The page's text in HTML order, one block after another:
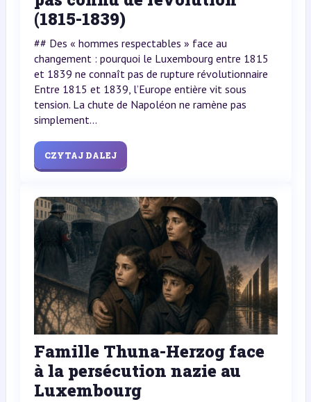
(1815-1839)
## Des « hommes respectables » face au
changement : pourquoi le Luxembourg entre 1815
et 1839 ne connaît pas de rupture révolutionnaire
Entre 1815 et 1839, l’Europe entière vit sous
tension. La chute de Napoléon ne ramène pas
simplement...
CZYTAJ DALEJ
Famille Thuna-Herzog face
à la persécution nazie au
Luxembourg